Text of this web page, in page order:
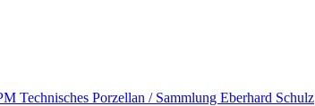
Porzellan / Sammlung Eberhard Schulz